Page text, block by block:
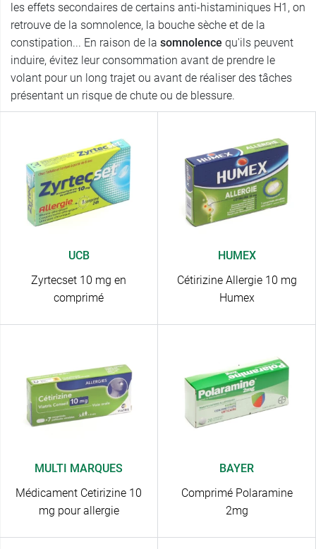
les effets secondaires de certains anti-histaminiques H1, on
retrouve de la somnolence, la bouche sèche et de la
constipation... En raison de la somnolence qu'ils peuvent
induire, évitez leur consommation avant de prendre le
volant pour un long trajet ou avant de réaliser des tâches
présentant un risque de chute ou de blessure.
UCB
Zyrtecset 10 mg en
comprimé
HUMEX
Cétirizine Allergie 10 mg
Humex
MULTI MARQUES
Médicament Cetirizine 10
mg pour allergie
BAYER
Comprimé Polaramine
2mg